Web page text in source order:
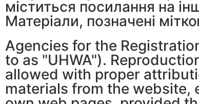
міститься посилання на
Матеріали, позначені
Agencies for the
to as "UHWA").
allowed with proper
materials from the website,